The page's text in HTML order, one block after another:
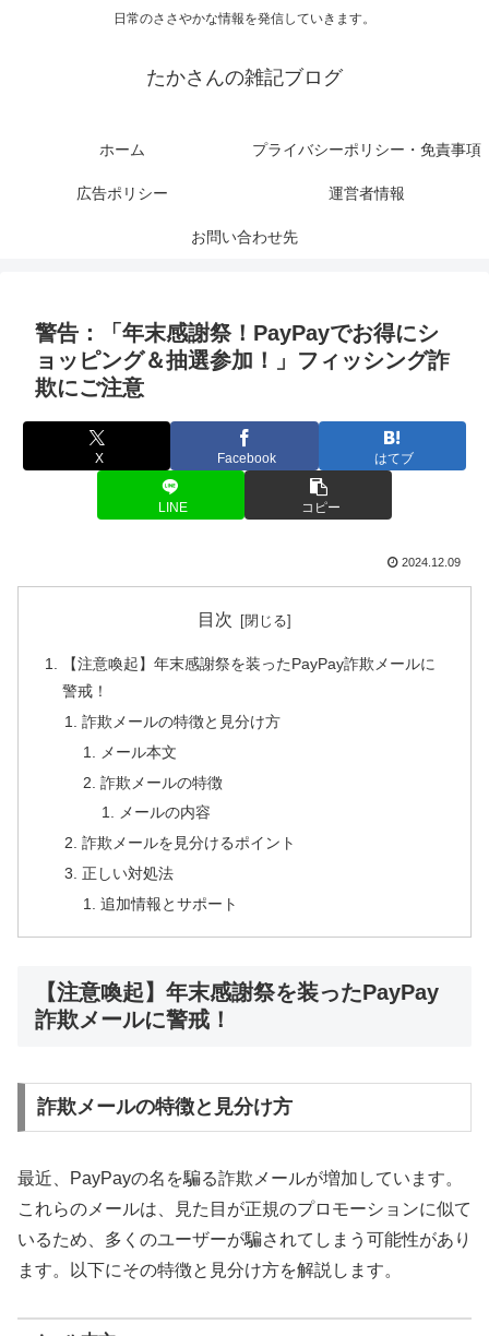
日常のささやかな情報を発信していきます。
たかさんの雑記ブログ
ホーム プライバシーポリシー・免責事項
広告ポリシー 運営者情報
お問い合わせ先
警告：「年末感謝祭！PayPayでお得にシ
ョッピング＆抽選参加！」フィッシング詐
欺にご注意
X Facebook はてブ
LINE コピー
2024.12.09
目次
【注意喚起】年末感謝祭を装ったPayPay詐欺メールに
警戒！
詐欺メールの特徴と見分け方
メール本文
詐欺メールの特徴
メールの内容
詐欺メールを見分けるポイント
正しい対処法
追加情報とサポート
【注意喚起】年末感謝祭を装ったPayPay
詐欺メールに警戒！
詐欺メールの特徴と見分け方
最近、PayPayの名を騙る詐欺メールが増加しています。
これらのメールは、見た目が正規のプロモーションに似て
いるため、多くのユーザーが騙されてしまう可能性があり
ます。以下にその特徴と見分け方を解説します。